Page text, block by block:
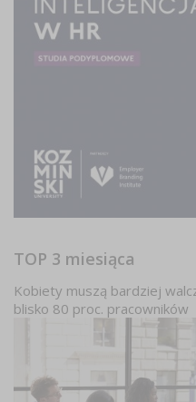
TOP 3 miesiąca
Kobiety muszą bardziej
blisko 80 proc. pracowników